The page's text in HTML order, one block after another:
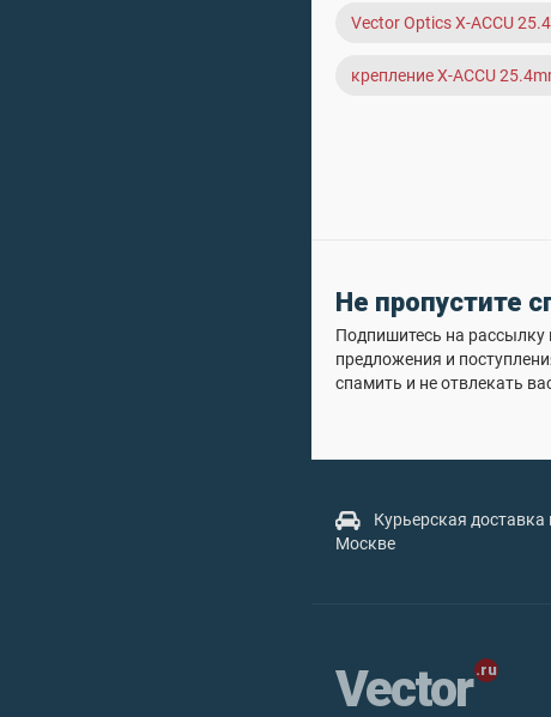
Vector Optics X-ACCU
крепление X-ACCU
Не пропустите
Подпишитесь на рассылку
предложения и
спамить и не отвлекать
Курьерская доставка
Москве
Vector